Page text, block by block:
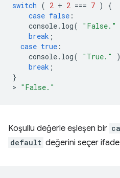
switch ( 2 + 2 === 7 )
{
case false :
console. log( "False."
break ;
case true :
console. log( "True."
break ;
}
> "False."
Koşullu değerle eşleşen bir
default değerini seçer